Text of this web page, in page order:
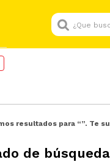
¿Que buscas
resultados para “”. Te
de